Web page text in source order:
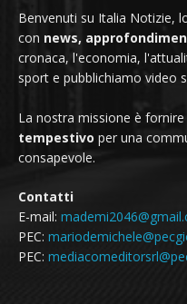
Benvenuti su Italia Notizie,
con news,
cronaca, l'economia,
sport e pubblichiamo video
La nostra missione è fornire
tempestivo per una
consapevole.
Contatti
E-mail:
PEC:
PEC: